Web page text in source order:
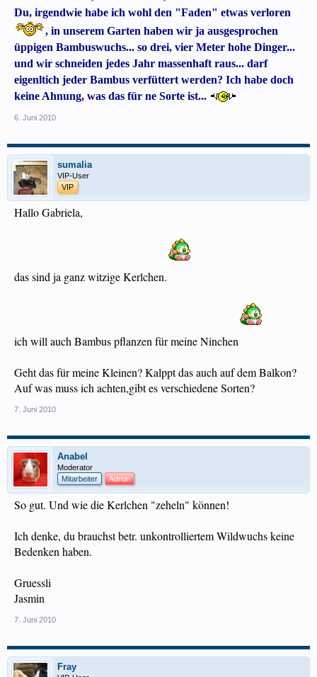
Du, irgendwie habe ich wohl den "Faden" etwas verloren
, in unserem Garten haben wir ja ausgesprochen
üppigen Bambuswuchs... so drei, vier Meter hohe Dinger...
und wir schneiden jedes Jahr massenhaft raus... darf
eigenltich jeder Bambus verfüttert werden? Ich habe doch
keine Ahnung, was das für ne Sorte ist...
6. Juni 2010
sumalia
VIP-User
VIP
Hallo Gabriela,
das sind ja ganz witzige Kerlchen.
ich will auch Bambus pflanzen für meine Ninchen
Geht das für meine Kleinen? Kalppt das auch auf dem Balkon?
Auf was muss ich achten,gibt es verschiedene Sorten?
7. Juni 2010
Anabel
Moderator
Mitarbeiter
Admin
So gut. Und wie die Kerlchen "zeheln" können!
Ich denke, du brauchst betr. unkontrolliertem Wildwuchs keine
Bedenken haben.
Gruessli
Jasmin
7. Juni 2010
Fray